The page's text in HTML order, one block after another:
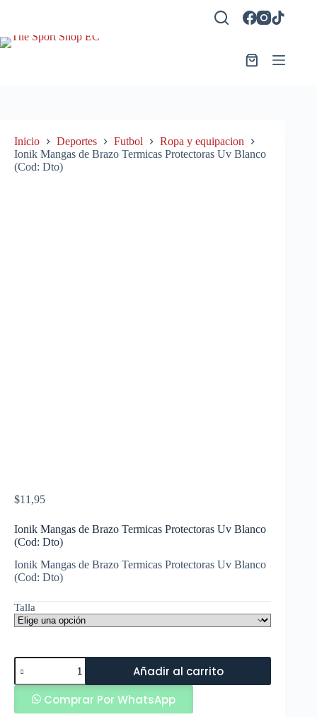
Carro
Inicio Deportes Futbol
Ropa y equipacion
Ionik Mangas de Brazo Termicas Protectoras Uv Blanco
(Cod: Dto)
$11,95
Ionik Mangas de Brazo Termicas Protectoras Uv Blanco
(Cod: Dto)
Ionik Mangas de Brazo Termicas Protectoras Uv Blanco
(Cod: Dto)
Talla
Ionik
Mangas
de
Brazo
Termicas
Añadir al carrito
Comprar Por WhatsApp